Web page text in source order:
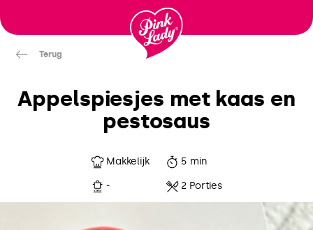
naar
inhoudTerug
Appelspiesjes met kaas en
pestosaus
Makkelijk 5 min
- 2 Porties